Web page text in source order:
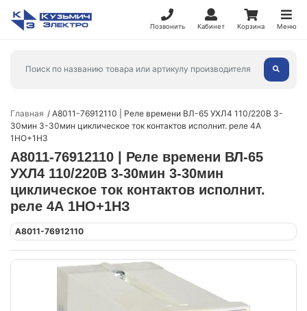
Позвонить Кабинет Корзина Меню
Главная
A8011-76912110 | Реле времени ВЛ-65 УХЛ4 110/220В 3-
30мин 3-30мин циклическое ток контактов исполнит. реле 4А
1НО+1НЗ
A8011-76912110 | Реле времени ВЛ-65
УХЛ4 110/220В 3-30мин 3-30мин
циклическое ток контактов исполнит.
реле 4А 1НО+1НЗ
A8011-76912110